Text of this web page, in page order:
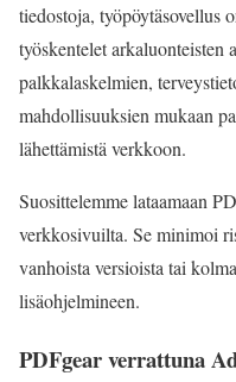
tiedostoja, työpöytäsovellus
työskentelet arkaluonteisten
palkkalaskelmien,
mahdollisuuksien mukaan
lähettämistä verkkoon.
Suosittelemme lataamaan
verkkosivuilta. Se minimoi
vanhoista versioista tai
lisäohjelmineen.
PDFgear verrattuna